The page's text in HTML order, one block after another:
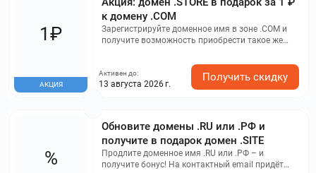
к домену .COM
Зарегистрируйте доменное имя в зоне .COM и
получите возможность приобрести такое же
предложение не распространяется на премиум-
домены и доменные имена, приобретенные в
Магазине доменов. Продление на второй и
1₽
АКЦИЯ
Активен до:
13 августа 2026 г.
Получить скидку
Обновите домены .RU или .РФ и
получите в подарок домен .SITE
Продлите доменное имя .RU или .РФ – и
получите бонус! На контактный email придёт
%